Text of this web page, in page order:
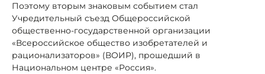
Поэтому вторым знаковым событием стал
Учредительный съезд Общероссийской
общественно-государственной организации
«Всероссийское общество изобретателей и
рационализаторов» (ВОИР), прошедший в
Национальном центре «Россия».